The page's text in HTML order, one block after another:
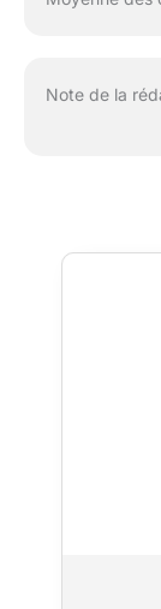
Note de la